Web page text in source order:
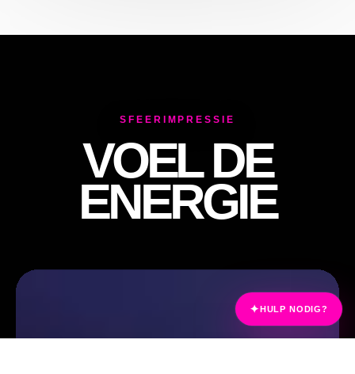
✦HULP NODIG?
✦
SFEERIMPRESSIE
VOEL DE
ENERGIE